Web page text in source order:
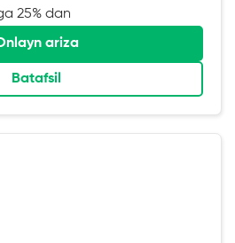
25% dan
ariza
Batafsil